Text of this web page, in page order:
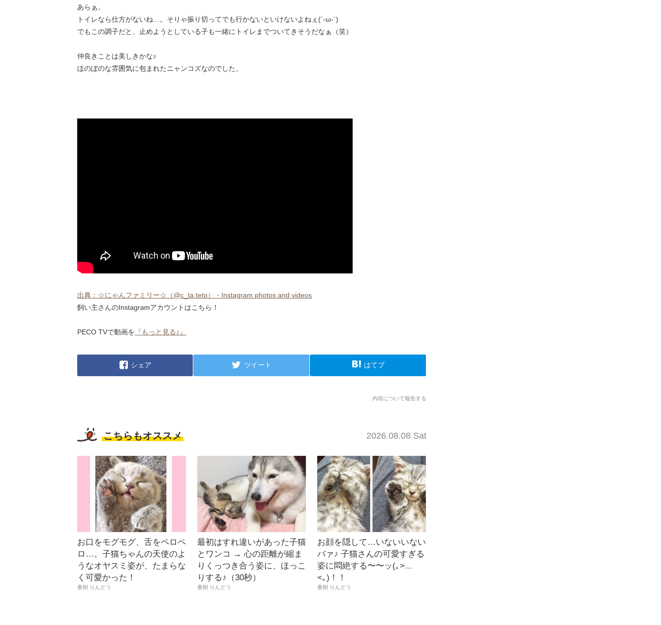
あらぁ。
トイレなら仕方がないね…。そりゃ振り切ってでも行かないといけないよねぇ(´-ω-`)
でもこの調子だと、止めようとしている子も一緒にトイレまでついてきそうだなぁ（笑）
仲良きことは美しきかな♪
ほのぼのな雰囲気に包まれたニャンコズなのでした。
出典：☆にゃんファミリー☆（@c_ta.teto）・Instagram photos and videos
飼い主さんのInstagramアカウントはこちら！
PECO TVで動画を 『もっと見る♪』
シェア ツイート はてブ
内容について報告する
こちらもオススメ 2026.08.08 Sat
お口をモグモグ、舌をペロペ
ロ…。子猫ちゃんの天使のよ
うなオヤスミ姿が、たまらな
く可愛かった！
蒼樹 りんどう
最初はすれ違いがあった子猫
とワンコ → 心の距離が縮ま
りくっつき合う姿に、ほっこ
りする♪（30秒）
蒼樹 りんどう
お顔を隠して…いないいない
バァ♪ 子猫さんの可愛すぎる
姿に悶絶する〜〜ッ(｡>﹏
<｡)！！
蒼樹 りんどう